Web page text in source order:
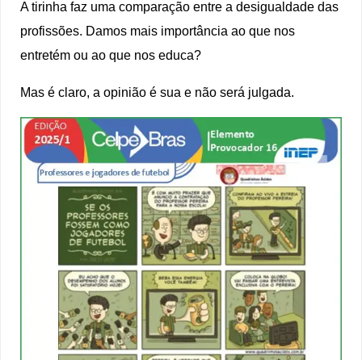
A tirinha faz uma comparação entre a desigualdade das
profissões. Damos mais importância ao que nos
entretém ou ao que nos educa?
Mas é claro, a opinião é sua e não será julgada.